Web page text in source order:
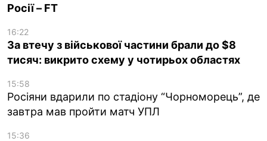
Росії – FT
16:22
За втечу з військової частини брали до $8
тисяч: викрито схему у чотирьох областях
15:58
Росіяни вдарили по стадіону “Чорноморець”, де
завтра мав пройти матч УПЛ
15:36